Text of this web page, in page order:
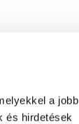
a jobb
és hirdetések